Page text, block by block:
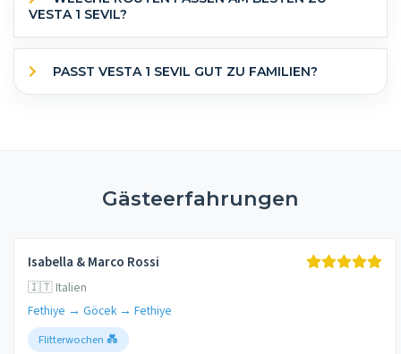
VESTA 1 SEVIL?
PASST VESTA 1 SEVIL GUT ZU FAMILIEN?
Gästeerfahrungen
Isabella & Marco Rossi
🇮🇹 Italien
Fethiye → Göcek → Fethiye
Flitterwochen 💑